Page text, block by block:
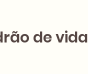
de vida